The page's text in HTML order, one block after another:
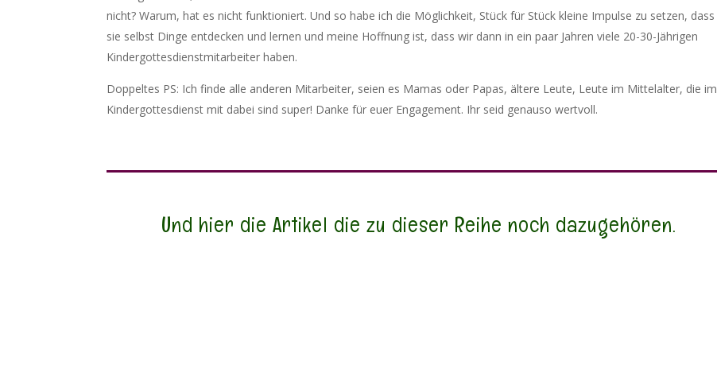
nicht? Warum, hat es nicht funktioniert. Und so habe ich die Möglichkeit, Stück für Stück kleine Impulse zu setzen, dass
sie selbst Dinge entdecken und lernen und meine Hoffnung ist, dass wir dann in ein paar Jahren viele 20-30-Jährigen
Kindergottesdienstmitarbeiter haben.
Doppeltes PS: Ich finde alle anderen Mitarbeiter, seien es Mamas oder Papas, ältere Leute, Leute im Mittelalter, die im
Kindergottesdienst mit dabei sind super! Danke für euer Engagement. Ihr seid genauso wertvoll.
Und hier die Artikel die zu dieser Reihe noch dazugehören.